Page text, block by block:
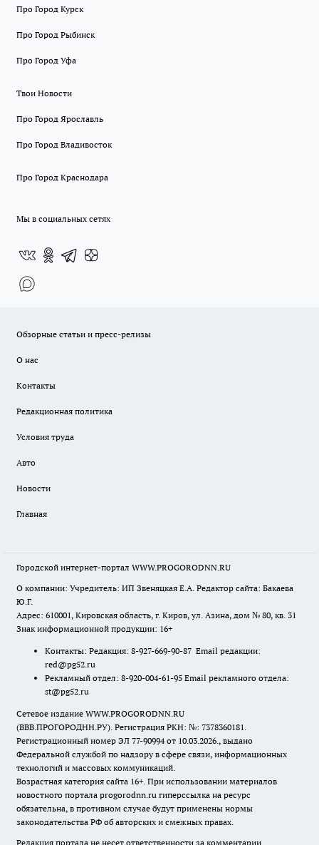
Про Город Курск
Про Город Рыбинск
Про Город Уфа
Твои Новости
Про Город Ярославль
Про Город Владивосток
Про Город Краснодара
Мы в социальных сетях
Обзорные статьи и пресс-релизы
О нас
Контакты
Редакционная политика
Условия труда
Авто
Новости
Главная
Городской интернет-портал WWW.PROGORODNN.RU
О компании: Учредитель: ИП Звеняцкая Е.А. Редактор сайта: Бакаева
Ю.Г.
Адрес: 610001, Кировская область, г. Киров, ул. Азина, дом № 80, кв. 31
Знак информационной продукции: 16+
Контакты: Редакция: 8-927-669-90-87 Email редакции:
red@pg52.ru
Рекламный отдел: 8-920-004-61-95 Email рекламного отдела:
st@pg52.ru
Сетевое издание WWW.PROGORODNN.RU
(ВВВ.ПРОГОРОДНН.РУ). Регистрация РКН: №: 7378360181.
Регистрационный номер ЭЛ 77-90994 от 10.03.2026., выдано
Федеральной службой по надзору в сфере связи, информационных
технологий и массовых коммуникаций.
Возрастная категория сайта 16+. При использовании материалов
новостного портала progorodnn.ru гиперссылка на ресурс
обязательна, в противном случае будут применены нормы
законодательства РФ об авторских и смежных правах.
Редакция портала не несет ответственности за комментарии